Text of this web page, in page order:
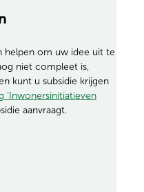
helpen om uw idee uit te
niet compleet is,
kunt u subsidie krijgen
‘Inwonersinitiatieven
aanvraagt.